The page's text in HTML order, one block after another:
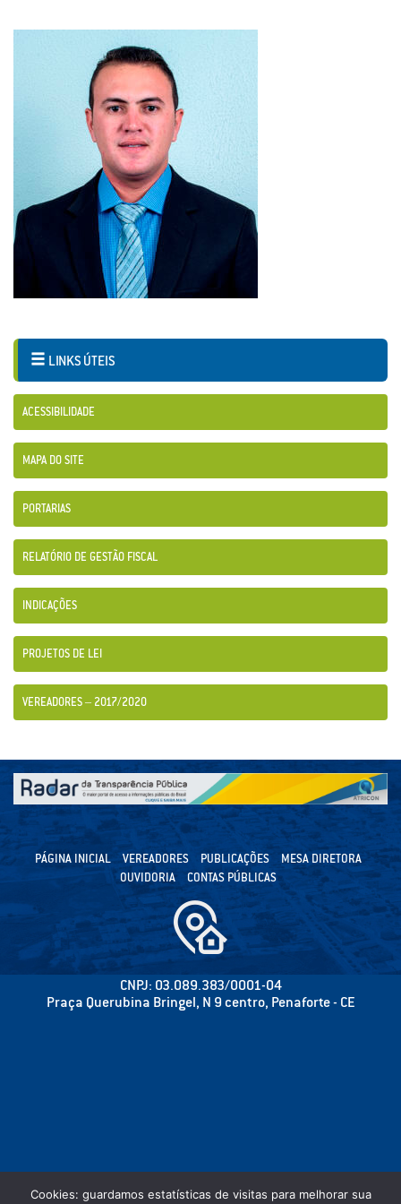
LINKS ÚTEIS
ACESSIBILIDADE
MAPA DO SITE
PORTARIAS
RELATÓRIO DE GESTÃO FISCAL
INDICAÇÕES
PROJETOS DE LEI
VEREADORES – 2017/2020
PÁGINA INICIAL VEREADORES PUBLICAÇÕES
MESA DIRETORA
OUVIDORIA
CONTAS PÚBLICAS
CNPJ: 03.089.383/0001-04
Praça Querubina Bringel, N 9 centro, Penaforte - CE
Cookies: guardamos estatísticas de visitas para melhorar sua